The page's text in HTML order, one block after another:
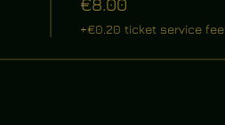
+€0.20 ticket service fee